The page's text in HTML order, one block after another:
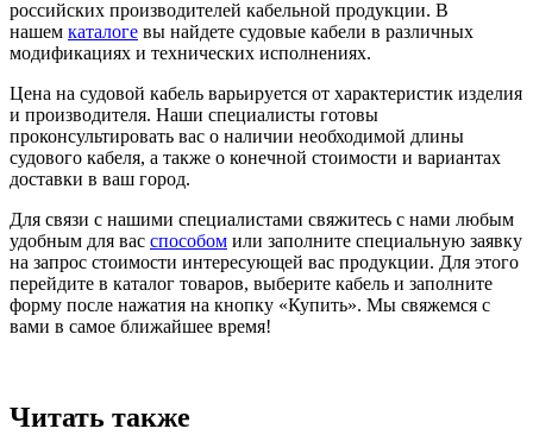
российских производителей кабельной продукции. В
нашем каталоге вы найдете судовые кабели в различных
модификациях и технических исполнениях.
Цена на судовой кабель варьируется от характеристик изделия
и производителя. Наши специалисты готовы
проконсультировать вас о наличии необходимой длины
судового кабеля, а также о конечной стоимости и вариантах
доставки в ваш город.
Для связи с нашими специалистами свяжитесь с нами любым
удобным для вас способом или заполните специальную заявку
на запрос стоимости интересующей вас продукции. Для этого
перейдите в каталог товаров, выберите кабель и заполните
форму после нажатия на кнопку «Купить». Мы свяжемся с
вами в самое ближайшее время!
Читать также